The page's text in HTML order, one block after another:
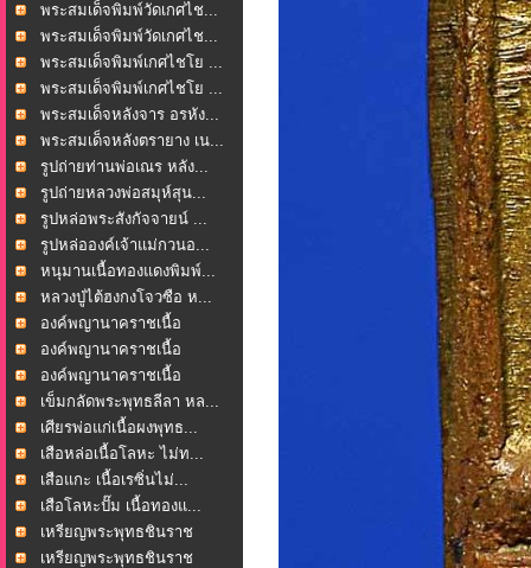
พระสมเด็จพิมพ์วัดเกศไช...
พระสมเด็จพิมพ์วัดเกศไช...
พระสมเด็จพิมพ์เกศไชโย ...
พระสมเด็จพิมพ์เกศไชโย ...
พระสมเด็จหลังจาร อรหัง...
พระสมเด็จหลังตรายาง เน...
รูปถ่ายท่านพ่อเณร หลัง...
รูปถ่ายหลวงพ่อสมุห์สุน...
รูปหล่อพระสังกัจจายน์ ...
รูปหล่อองค์เจ้าแม่กวนอ...
หนุมานเนื้อทองแดงพิมพ์...
หลวงปู่ไต้ฮงกงโจวซือ ห...
องค์พญานาคราชเนื้อ
โลหะ...องค์พญานาคราชเนื้อ
โลหะ...องค์พญานาคราชเนื้อ
โลหะ...เข็มกลัดพระพุทธลีลา หล...
เศียรพ่อแก่เนื้อผงพุทธ...
เสือหล่อเนื้อโลหะ ไม่ท...
เสือแกะ เนื้อเรซิ่นไม่...
เสือโลหะปั๊ม เนื้อทองแ...
เหรียญพระพุทธชินราช
หล... เหรียญพระพุทธชินราช